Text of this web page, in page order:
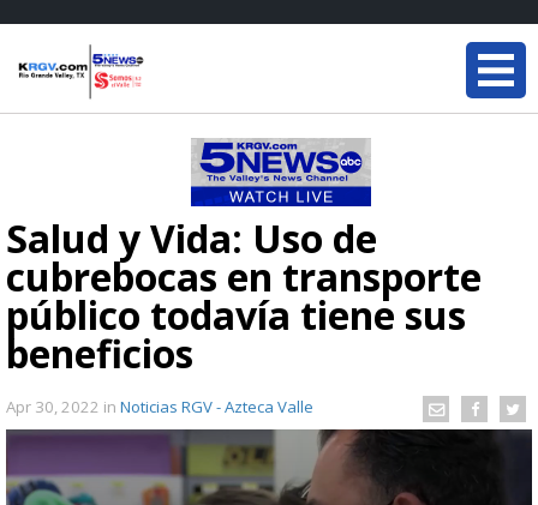
Salud y Vida: Uso de
cubrebocas en transporte
público todavía tiene sus
beneficios
Apr 30, 2022 in Noticias RGV - Azteca Valle